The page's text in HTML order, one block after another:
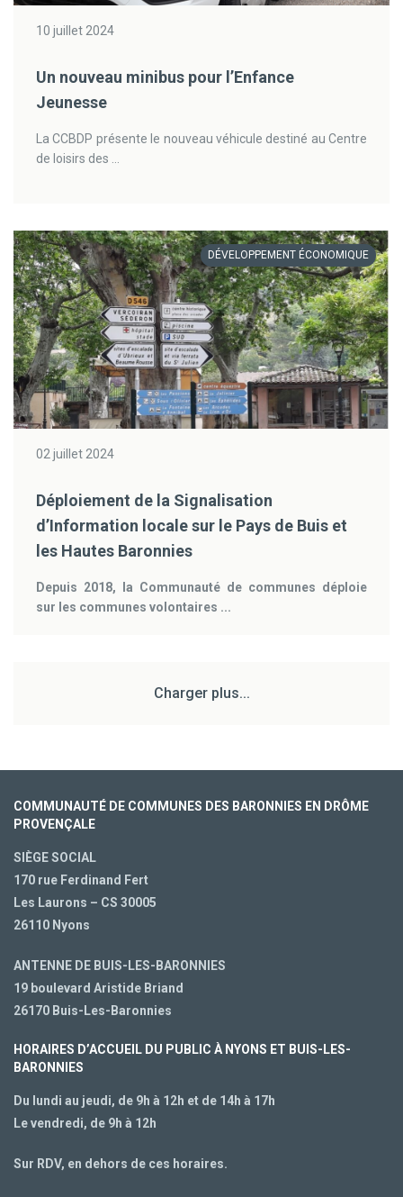
10 juillet 2024
Un nouveau minibus pour l’Enfance
Jeunesse
La CCBDP présente le nouveau véhicule destiné au Centre
de loisirs des ...
DÉVELOPPEMENT ÉCONOMIQUE
02 juillet 2024
Déploiement de la Signalisation
d’Information locale sur le Pays de Buis et
les Hautes Baronnies
Depuis 2018, la Communauté de communes déploie
sur les communes volontaires ...
Charger plus...
COMMUNAUTÉ DE COMMUNES DES BARONNIES EN DRÔME
PROVENÇALE
SIÈGE SOCIAL
170 rue Ferdinand Fert
Les Laurons – CS 30005
26110 Nyons
ANTENNE DE BUIS-LES-BARONNIES
19 boulevard Aristide Briand
26170 Buis-Les-Baronnies
HORAIRES D’ACCUEIL DU PUBLIC À NYONS ET BUIS-LES-
BARONNIES
Du lundi au jeudi, de 9h à 12h et de 14h à 17h
Le vendredi, de 9h à 12h
Sur RDV, en dehors de ces horaires.